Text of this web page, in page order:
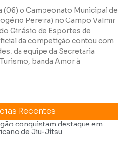
o Campeonato Municipal de
Pereira) no Campo Valmir
Ginásio de Esportes de
da competição contou com
da equipe da Secretaria
banda Amor à
Recentes
conquistam destaque em
de Jiu-Jítsu